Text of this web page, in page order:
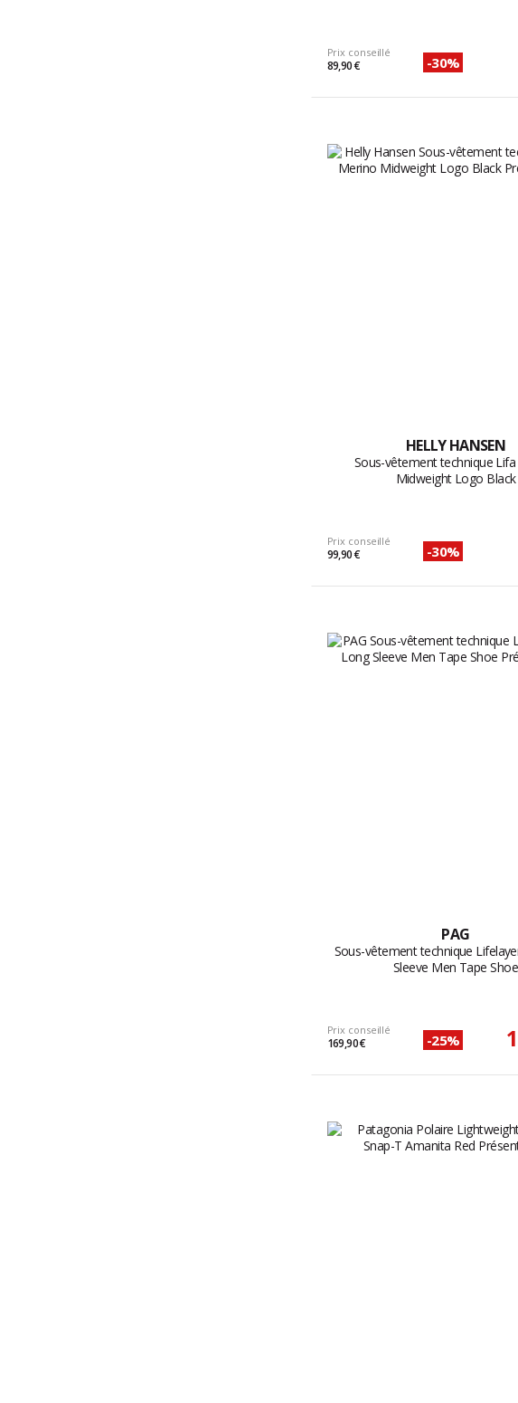
Prix conseillé
89,90 € -30%
HELLY HANSEN
Sous-vêtement technique
Midweight Logo Black
Prix conseillé
99,90 € -30%
PAG
Sous-vêtement technique
Sleeve Men Tape Shoe
Prix conseillé
169,90 € -25%